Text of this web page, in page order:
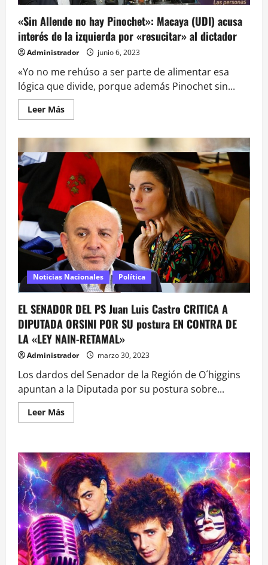
«Sin Allende no hay Pinochet»: Macaya (UDI) acusa
interés de la izquierda por «resucitar» al dictador
Administrador junio 6, 2023
«Yo no me rehúso a ser parte de alimentar esa
lógica que divide, porque además Pinochet sin...
Leer MásLeer
más
Allende
no
Pinochet»:
Macaya
(UDI)
acusa
interés
de
la
izquierda
por
«resucitar»
al
dictador
Noticias Nacionales Política
EL SENADOR DEL PS Juan Luis Castro CRITICA A
DIPUTADA ORSINI POR SU postura EN CONTRA DE
LA «LEY NAIN-RETAMAL»
Administrador marzo 30, 2023
Los dardos del Senador de la Región de O´higgins
apuntan a la Diputada por su postura sobre...
Leer MásLeer
más
SENADOR
DEL
PS
Juan
Luis
Castro
CRITICA
A
DIPUTADA
ORSINI
POR
SU
postura
EN